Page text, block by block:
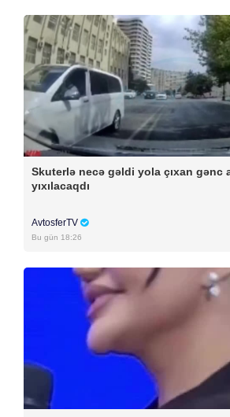
Skuterlə necə gəldi yola çıxan gənc
yıxılacaqdı
AvtosferTV
Bu gün 18:26